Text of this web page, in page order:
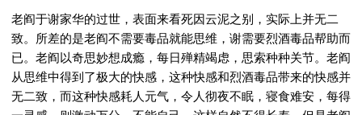
老阎于谢家华的过世，表面来看死因云泥之别，实际上并无二
致。所差的是老阎不需要毒品就能思维，谢需要烈酒毒品帮助而
已。老阎以奇思妙想成瘾，每日殚精竭虑，思索种种关节。老阎
从思维中得到了极大的快感，这种快感和烈酒毒品带来的快感并
无二致，而这种快感耗人元气，令人彻夜不眠，寝食难安，每得